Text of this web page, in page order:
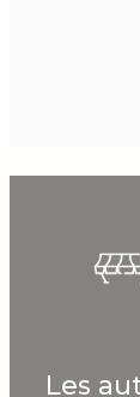
Les